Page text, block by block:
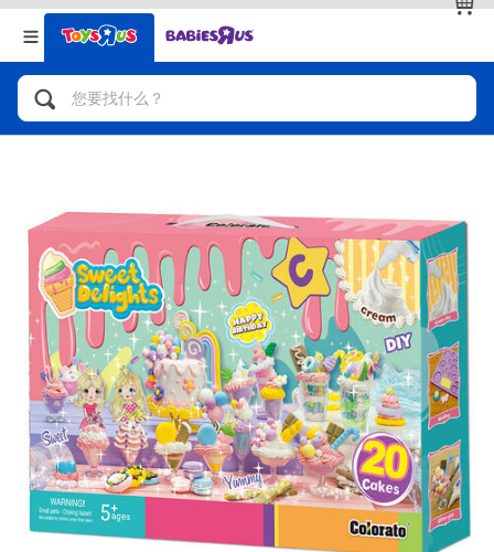
返回
分类目录
人气英雄，角色扮演，射击玩具
拼砌组合及乐高LEGO
玩具车，货车，火车及遥控系列
手工艺，文具，蜡笔，泥胶，画板
娃娃，芭比，收藏公仔
电子玩具
返回
品牌
查看全部